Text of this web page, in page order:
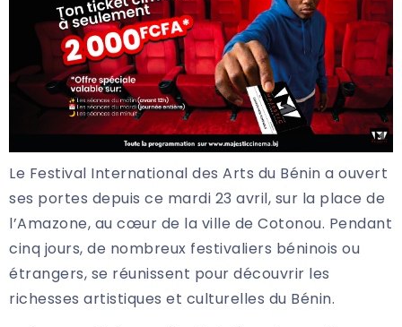
Le Festival International des Arts du Bénin a ouvert
ses portes depuis ce mardi 23 avril, sur la place de
l’Amazone, au cœur de la ville de Cotonou. Pendant
cinq jours, de nombreux festivaliers béninois ou
étrangers, se réunissent pour découvrir les
richesses artistiques et culturelles du Bénin.